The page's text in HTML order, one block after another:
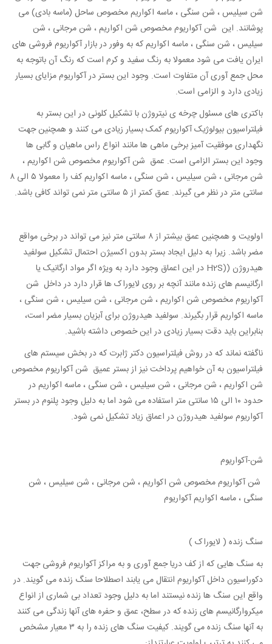
شن سیلیس ، شن سنگی ، ماسه اکواریم مخصوص ساحل (ماسه بادی) می
پوشانند. این شن آکواریوم مخصوص شن اکواریم ، شن مرجانی ، شن
سیلیس ، شن سنگی ، ماسه اکواریم که به وفور در بازار آکواریوم فروشی های
ایران یافت می شود معمولا به رنگ سفید و کرم است که رنگ آن باتوجه به
محل جمع آوری آن متفاوت است. وجود این بستر در آکواریوم مزایای بسیار
زیادی دارد و الزامی است.
باکتری های مسئول چرخه ی نیتروژن با تشکیل کلونی در این بستر به
فیلتراسیون بیولوژیک آکواریوم کمک بسیار زیادی می کنند و همچنین جهت
نگهداری موفقیت آمیز برخی ماهی ها مانند انواع راس ماهیان و گابی ها
وجود این بستر الزامی است. عمق شن آکواریوم مخصوص شن اکواریم ،
شن مرجانی ، شن سیلیس ، شن سنگی ، ماسه اکواریم کف را معمولا ۵ الی ۸
سانتی متر در نظر می گیرند. عمق کمتر از ۵ سانتی متر نمی تواند کافی باشد.
اولویت و همچنین عمق بیشتر از ۸ سانتی متر نیز می تواند در برخی مواقع
مضر باشد. زیرا به دلیل ایجاد بستر بدون اکسیژن احتمال تشکیل سولفید
هیدروژن ((H2S در این اعماق وجود دارد به ویژه اگر مواد ارگانیک یا
ارگانیسم های زنده مانند آنچه بر روی لایوراک ها قرار دارد در داخل شن
آکواریوم مخصوص شن اکواریم ، شن مرجانی ، شن سیلیس ، شن سنگی ،
ماسه اکواریم قرار بگیرند. سولفید هیدروژن برای آبزیان بسیار مضر است،
بنابراین باید دقت بسیار زیادی در این خصوص داشته باشید.
ناگفته نماند که در روش فیلتراسیون دکتر ژابرت که در بخش سیستم های
فیلتراسیون به آن خواهیم پرداخت نیز از بستر عمیق شن آکواریوم مخصوص
شن اکواریم ، شن مرجانی ، شن سیلیس ، شن سنگی ، ماسه اکواریم در
حدود ۱۰ الی ۱۵ سانتی متر استفاده می شود اما به دلیل وجود پلنوم در بستر
آکواریوم سولفید هیدروژن در اعماق زیاد تشکیل نمی شود.
شن-آکواریوم
شن آکواریوم مخصوص شن اکواریم ، شن مرجانی ، شن سیلیس ، شن
سنگی ، ماسه اکواریم آکواریوم
سنگ زنده ( لایوراک )
به سنگ هایی که از کف دریا جمع آوری و به مراکز آکواریوم فروشی جهت
دکوراسیون داخل آکواریوم انتقال می یابند اصطلاحا سنگ زنده می گویند. در
واقع این سنگ ها زنده نیستند اما به دلیل وجود تعداد بی شماری از انواع
میکروارگانیسم های زنده که در سطح، عمق و حفره های آنها زندگی می کنند
به آنها سنگ زنده می گویند. کیفیت سنگ های زنده را به ۳ معیار مشخص